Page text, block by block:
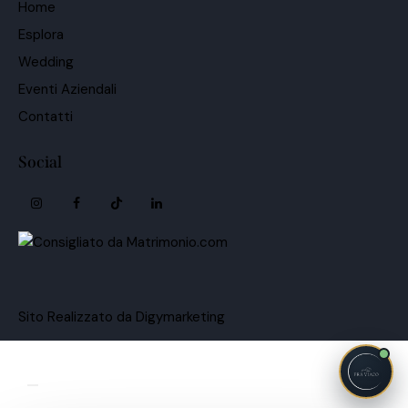
Home
Esplora
Wedding
Eventi Aziendali
Contatti
Social
Sito Realizzato da Digymarketing